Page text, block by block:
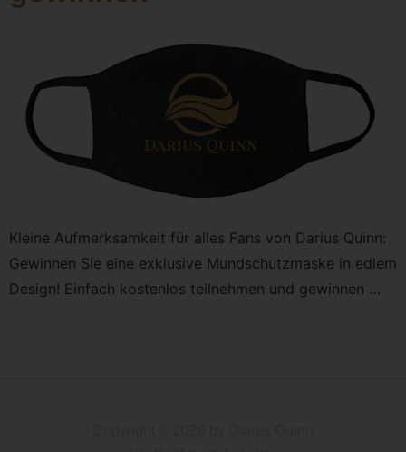
Kleine Aufmerksamkeit für alles Fans von Darius Quinn:
Gewinnen Sie eine exklusive Mundschutzmaske in edlem
Design! Einfach kostenlos teilnehmen und gewinnen …